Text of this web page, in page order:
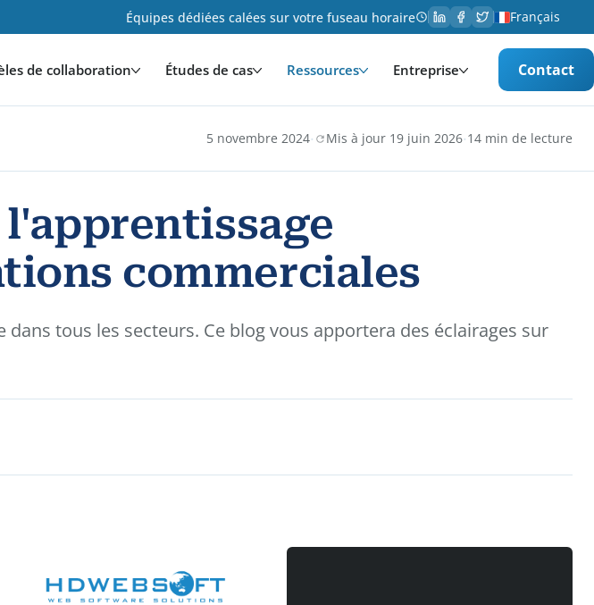
Équipes dédiées calées sur votre fuseau horaire Français
de collaboration Études de cas Ressources Entreprise Contact
5 novembre 2024· Mis à jour 19 juin 2026·14 min de lecture
commerciales
tous les secteurs. Ce blog vous apportera des éclairages sur